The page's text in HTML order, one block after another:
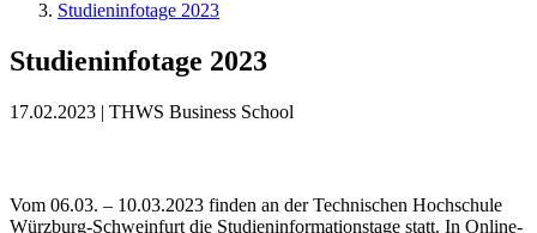
Studieninfotage 2023
Studieninfotage 2023
17.02.2023 | THWS Business School
Vom 06.03. – 10.03.2023 finden an der Technischen Hochschule
Würzburg-Schweinfurt die Studieninformationstage statt. In Online-